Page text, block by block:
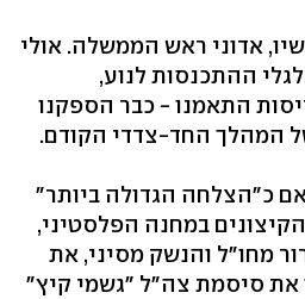
אדוני ראש הממשלה. אולי
ההתכנסות לנוע,
התאמנו - כבר הספקנו
המהלך החד-צדדי הקודם.
כ"הצלחה הגדולה ביותר"
במחנה הפלסטיני,
מחו"ל והנשק מסיני, את
סיסמת צה"ל "גשמי קיץ"